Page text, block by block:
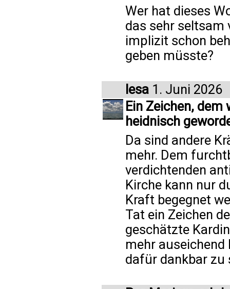
Wer hat dieses
das sehr seltsam
implizit schon
geben müsste?
lesa 1. Juni 2026
Ein Zeichen,
heidnisch
Da sind andere
mehr. Dem
verdichtenden
Kirche kann nur
Kraft begegnet
Tat ein Zeichen
geschätzte
mehr
dafür dankbar zu